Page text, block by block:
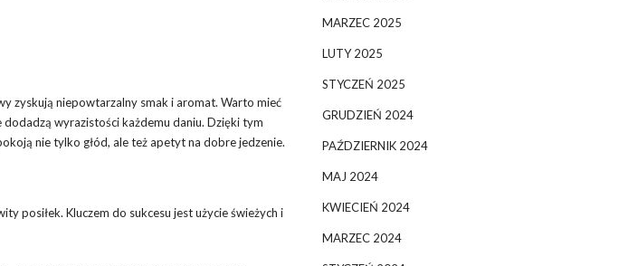
zyskują niepowtarzalny smak i aromat. Warto mieć
wyrazistości każdemu daniu. Dzięki tym
nie tylko głód, ale też apetyt na dobre jedzenie.
posiłek. Kluczem do sukcesu jest użycie świeżych i
MARZEC 2025
LUTY 2025
STYCZEŃ 2025
GRUDZIEŃ 2024
PAŹDZIERNIK 2024
MAJ 2024
KWIECIEŃ 2024
MARZEC 2024